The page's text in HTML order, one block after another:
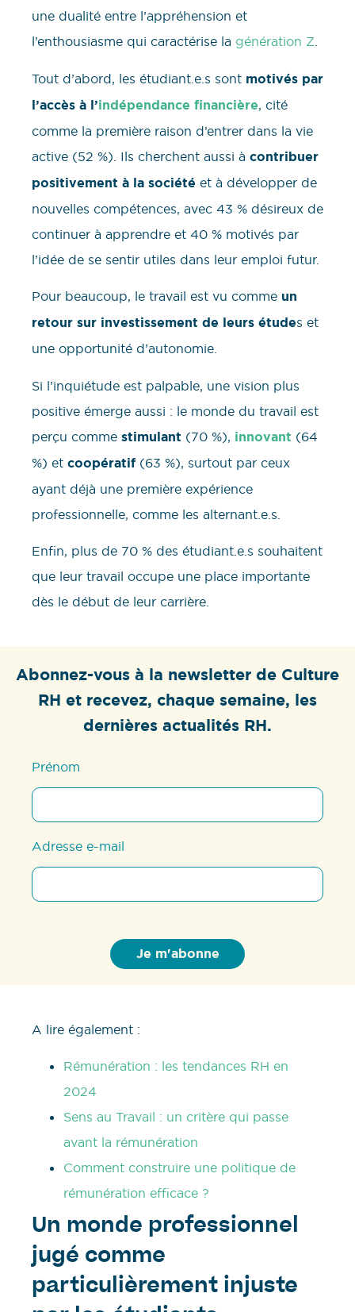
une dualité entre l’appréhension et
l’enthousiasme qui caractérise la génération Z.
Tout d’abord, les étudiant.e.s sont motivés par
l’accès à l’indépendance financière, cité
comme la première raison d’entrer dans la vie
active (52 %). Ils cherchent aussi à contribuer
positivement à la société et à développer de
nouvelles compétences, avec 43 % désireux de
continuer à apprendre et 40 % motivés par
l’idée de se sentir utiles dans leur emploi futur.
Pour beaucoup, le travail est vu comme un
retour sur investissement de leurs études et
une opportunité d’autonomie.
Si l’inquiétude est palpable, une vision plus
positive émerge aussi : le monde du travail est
perçu comme stimulant (70 %), innovant (64
%) et coopératif (63 %), surtout par ceux
ayant déjà une première expérience
professionnelle, comme les alternant.e.s.
Enfin, plus de 70 % des étudiant.e.s souhaitent
que leur travail occupe une place importante
dès le début de leur carrière.
Abonnez-vous à la newsletter de Culture
RH et recevez, chaque semaine, les
dernières actualités RH.
Prénom
Adresse e-mail
A lire également :
Rémunération : les tendances RH en
2024
Sens au Travail : un critère qui passe
avant la rémunération
Comment construire une politique de
rémunération efficace ?
Un monde professionnel
jugé comme
particulièrement injuste